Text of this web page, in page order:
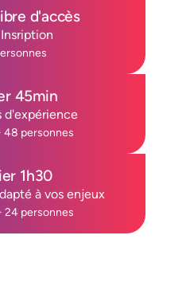
d'accès
45min
d'expérience
48 personnes
1h30
à vos enjeux
24 personnes